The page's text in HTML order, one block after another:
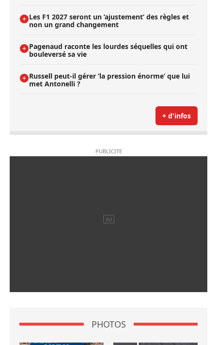
Les F1 2027 seront un ’ajustement’ des règles et
non un grand changement
Pagenaud raconte les lourdes séquelles qui ont
bouleversé sa vie
Russell peut-il gérer ’la pression énorme’ que lui
met Antonelli ?
+ d'infos
PHOTOS